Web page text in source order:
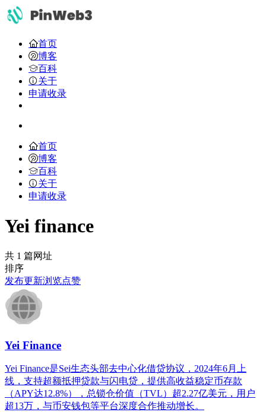
首页
博客
百科
关于
申请收录
首页
博客
百科
关于
申请收录
Yei finance
共 1 篇网址
排序
发布更新浏览点赞
Yei Finance
Yei Finance是Sei生态头部去中心化借贷协议，2024年6月上
线，支持超额抵押贷款与闪电贷，提供高收益稳定币存款
（APY达12.8%），总锁仓价值（TVL）超2.27亿美元，用户
超13万，与币安钱包等平台深度合作推动增长。